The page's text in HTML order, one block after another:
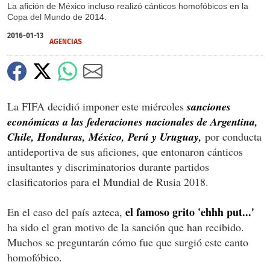
La afición de México incluso realizó cánticos homofóbicos en la
Copa del Mundo de 2014.
2016-01-13
AGENCIAS
La FIFA decidió imponer este miércolessanciones
económicas a las federaciones nacionales de Argentina,
Chile, Honduras, México, Perú y Uruguay, por conducta
antideportiva de sus aficiones, que entonaron cánticos
insultantes y discriminatorios durante partidos
clasificatorios para el Mundial de Rusia 2018.
En el caso del país azteca, el famoso grito 'ehhh put...'
ha sido el gran motivo de la sanción que han recibido.
Muchos se preguntarán cómo fue que surgió este canto
homofóbico.